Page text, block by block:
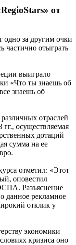
от
одно за другим очки
частично отыграть
выиграло
«Что ты знаешь об
знаешь об
отраслей
осуществляемая
дотаций
сумма на ее
отметил: «Этот
оповестил
Разъяснение
данное рекламное
отклик у
экономики
кризиса оно